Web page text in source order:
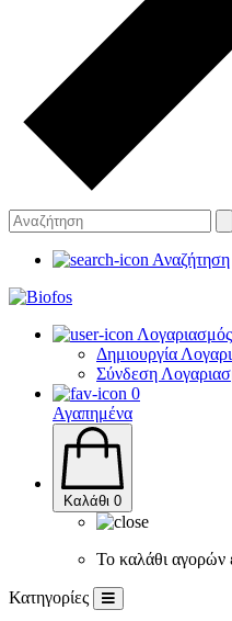
Αναζήτηση
Λογαριασμός
Δημιουργία
Σύνδεση
0
Αγαπημένα
Καλάθι 0
Το καλάθι αγορών
Κατηγορίες